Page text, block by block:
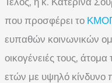
που προσφέρει το
ευπαθών κοινωνικών
οικογένειές τους, άτομα
ετών με υψηλό κίνδυνο